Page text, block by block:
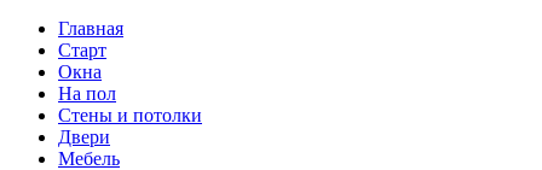
Главная
Старт
Окна
На пол
Стены и потолки
Двери
Мебель